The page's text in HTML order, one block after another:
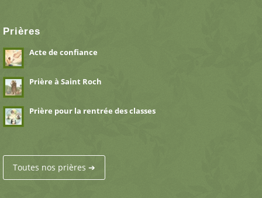
Prières
Acte de confiance
Prière à Saint Roch
Prière pour la rentrée des classes
Toutes nos prières ➔